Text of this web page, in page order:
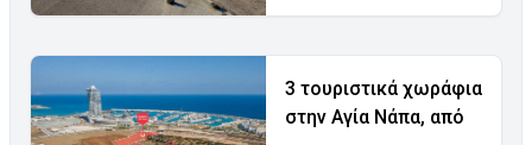
3 τουριστικά χωράφια
στην Αγία Νάπα, από